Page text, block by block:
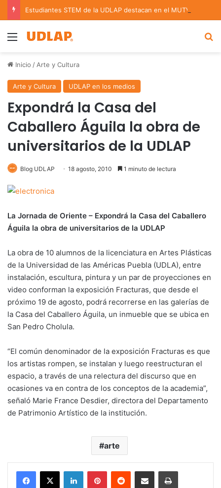
Menu
Inicio / Arte y Cultura
Arte y Cultura UDLAP en los medios
Expondrá la Casa del
Caballero Águila la obra de
universitarios de la UDLAP
Blog UDLAP 18 agosto, 2010 1 minuto de lectura
La Jornada de Oriente – Expondrá la Casa del Caballero
Águila la obra de universitarios de la UDLAP
La obra de 10 alumnos de la licenciatura en Artes Plásticas
de la Universidad de las Américas Puebla (UDLA), entre
instalación, escultura, pintura y un par de proyecciones en
video conforman la exposición Fracturas, que desde el
próximo 19 de agosto, podrá recorrerse en las galerías de
la Casa del Caballero Águila, un inmueble que se ubica en
San Pedro Cholula.
“El común denominador de la exposición Fracturas es que
los artistas rompen, se instalan y luego reestructuran el
espacio, a través de una relectura del discurso que en
ocasiones va en contra de los conceptos de la academia”,
señaló Marie France Desdier, directora del Departamento
de Patrimonio Artístico de la institución.
arte
LinkedInPinterestReddit Share via Email Print